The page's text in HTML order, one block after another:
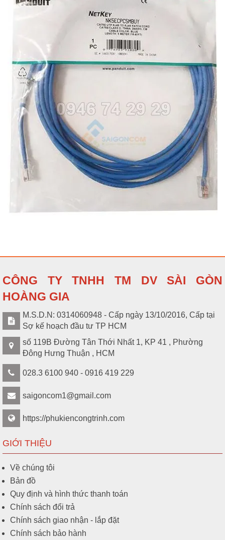
CÔNG TY TNHH TM DV SÀI GÒN
HOÀNG GIA
M.S.D.N: 0314060948 - Cấp ngày 13/10/2016, Cấp tại
Sợ kế hoạch đầu tư TP HCM
số 119B Đường Tân Thới Nhất 1, KP 41 , Phường
Đông Hưng Thuận , HCM
028.3 6100 940 - 0916 419 229
saigoncom1@gmail.com
https://phukiencongtrinh.com
GIỚI THIỆU
Về chúng tôi
Bản đồ
Quy định và hình thức thanh toán
Chính sách đổi trả
Chính sách giao nhận - lắp đặt
Chính sách bảo hành